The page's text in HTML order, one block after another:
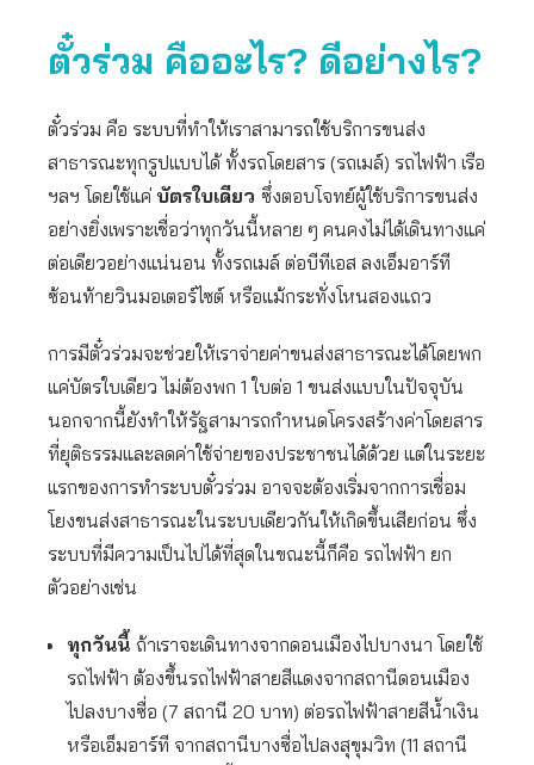
ตั๋วร่วม คืออะไร? ดีอย่างไร?
ตั๋วร่วม คือ ระบบที่ทำให้เราสามารถใช้บริการขนส่ง
สาธารณะทุกรูปแบบได้ ทั้งรถโดยสาร (รถเมล์) รถไฟฟ้า เรือ
ฯลฯ โดยใช้แค่ บัตรใบเดียว ซึ่งตอบโจทย์ผู้ใช้บริการขนส่ง
อย่างยิ่งเพราะเชื่อว่าทุกวันนี้หลาย ๆ คนคงไม่ได้เดินทางแค่
ต่อเดียวอย่างแน่นอน ทั้งรถเมล์ ต่อบีทีเอส ลงเอ็มอาร์ที
ซ้อนท้ายวินมอเตอร์ไซต์ หรือแม้กระทั่งโหนสองแถว
การมีตั๋วร่วมจะช่วยให้เราจ่ายค่าขนส่งสาธารณะได้โดยพก
แค่บัตรใบเดียว ไม่ต้องพก 1 ใบต่อ 1 ขนส่งแบบในปัจจุบัน
นอกจากนี้ยังทำให้รัฐสามารถกำหนดโครงสร้างค่าโดยสาร
ที่ยุติธรรมและลดค่าใช้จ่ายของประชาชนได้ด้วย แต่ในระยะ
แรกของการทำระบบตั๋วร่วม อาจจะต้องเริ่มจากการเชื่อม
โยงขนส่งสาธารณะในระบบเดียวกันให้เกิดขึ้นเสียก่อน ซึ่ง
ระบบที่มีความเป็นไปได้ที่สุดในขณะนี้ก็คือ รถไฟฟ้า ยก
ตัวอย่างเช่น
ทุกวันนี้ ถ้าเราจะเดินทางจากดอนเมืองไปบางนา โดยใช้
รถไฟฟ้า ต้องขึ้นรถไฟฟ้าสายสีแดงจากสถานีดอนเมือง
ไปลงบางซื่อ (7 สถานี 20 บาท) ต่อรถไฟฟ้าสายสีน้ำเงิน
หรือเอ็มอาร์ที จากสถานีบางซื่อไปลงสุขุมวิท (11 สถานี